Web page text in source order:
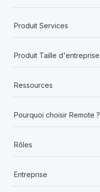
Produit Services
Produit Taille d'entreprise
Ressources
Pourquoi choisir Remote ?
Rôles
Entreprise